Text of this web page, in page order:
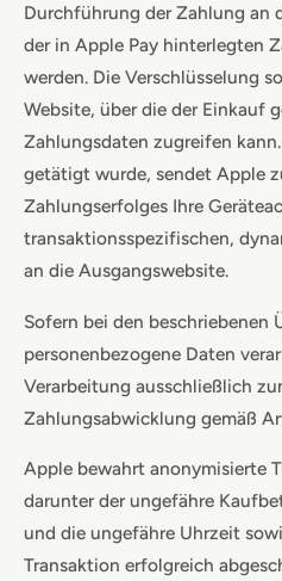
Durchführung der Zahlung an
der in Apple Pay hinterlegten
werden. Die Verschlüsselung
Website, über die der Einkauf
Zahlungsdaten zugreifen
getätigt wurde, sendet Apple
Zahlungserfolges Ihre
transaktionsspezifischen,
an die Ausgangswebsite.
Sofern bei den beschriebenen
personenbezogene Daten
Verarbeitung ausschließlich
Zahlungsabwicklung gemäß
Apple bewahrt anonymisierte
darunter der ungefähre
und die ungefähre Uhrzeit
Transaktion erfolgreich